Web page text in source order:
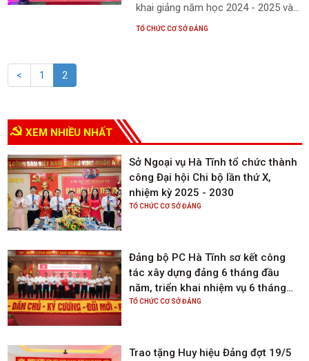
khai giảng năm học 2024 - 2025 và
Kỷ niệm 42 năm Ngày Nhà giáo Việt
Giám đốc Sở Lao động, Thương
binh và Xã hội cùng đông đảo cán
bộ, giảng viên, học sinh, sinh viên
của Trường Cao đẳng Kỹ thuật Việt
- Đức.
TỔ CHỨC CƠ SỞ ĐẢNG
< 1 2
XEM NHIỀU NHẤT
Sở Ngoại vụ Hà Tĩnh tổ chức thành
công Đại hội Chi bộ lần thứ X,
nhiệm kỳ 2025 - 2030
TỔ CHỨC CƠ SỞ ĐẢNG
Đảng bộ PC Hà Tĩnh sơ kết công
tác xây dựng đảng 6 tháng đầu
năm, triển khai nhiệm vụ 6 tháng
cuối năm 2025
TỔ CHỨC CƠ SỞ ĐẢNG
Trao tặng Huy hiệu Đảng đợt 19/5